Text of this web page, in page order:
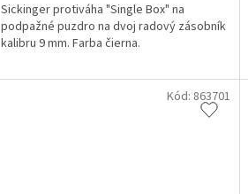
Sickinger protiváha "Single Box" na
podpažné puzdro na dvoj radový zásobník
kalibru 9 mm. Farba čierna.
Kód: 863701